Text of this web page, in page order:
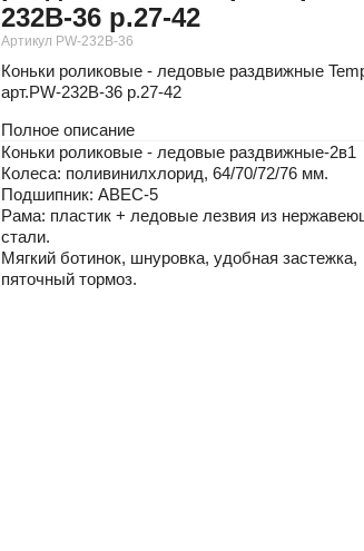
232B-36 р.27-42
Артикул PW-232B-36
Коньки роликовые - ледовые раздвижные
арт.PW-232B-36 р.27-42
Полное описание
Коньки роликовые - ледовые раздвижные-2в1
Колеса: поливинилхлорид, 64/70/72/76 мм.
Подшипник: ABEC-5
Рама: пластик + ледовые лезвия из
стали.
Мягкий ботинок, шнуровка, удобная застежка,
пяточный тормоз.